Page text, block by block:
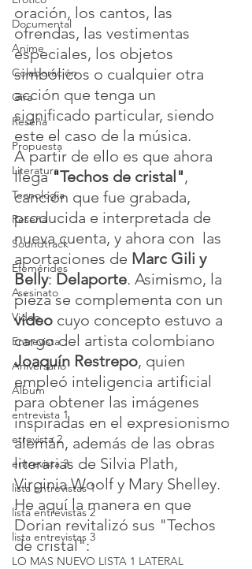
Documental
Anime
Colaboración
Gira
Reseña
Propuesta
Literatura
Tecnología
Reseña
Soundtrack
Efemérides
Asesinato
Video
Entrevista
Aniversario
Álbum
entrevista 1
etrevista 2
entrevista 3
lista entrevistas 1
lista entrevistas 2
lista entrevistas 3
LO MAS NUEVO LISTA 1 LATERAL
oración, los cantos, las
ofrendas, las vestimentas
especiales, los objetos
simbólicos o cualquier otra
acción que tenga un
significado particular, siendo
este el caso de la música.
A partir de ello es que ahora
llega "Techos de cristal",
canción que fue grabada,
producida e interpretada de
nueva cuenta, y ahora con  las
aportaciones de Marc Gili y
Belly: Delaporte. Asimismo, la
pieza se complementa con un
video cuyo concepto estuvo a
cargo del artista colombiano
Joaquín Restrepo, quien
empleó inteligencia artificial
para obtener las imágenes
inspiradas en el expresionismo
alemán, además de las obras
literarias de Silvia Plath,
Virginia Woolf y Mary Shelley.
He aquí la manera en que
Dorian revitalizó sus "Techos
de cristal":